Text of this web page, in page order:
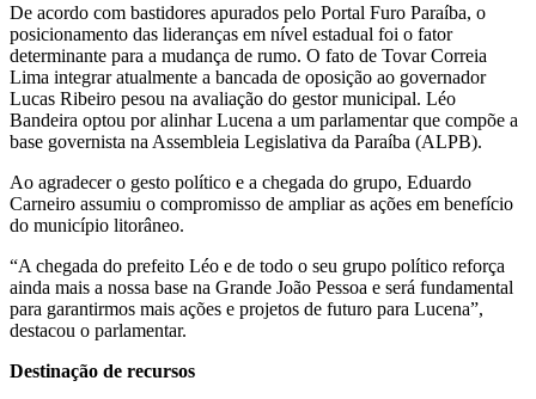
De acordo com bastidores apurados pelo Portal Furo Paraíba, o
posicionamento das lideranças em nível estadual foi o fator
determinante para a mudança de rumo. O fato de Tovar Correia
Lima integrar atualmente a bancada de oposição ao governador
Lucas Ribeiro pesou na avaliação do gestor municipal. Léo
Bandeira optou por alinhar Lucena a um parlamentar que compõe a
base governista na Assembleia Legislativa da Paraíba (ALPB).
Ao agradecer o gesto político e a chegada do grupo, Eduardo
Carneiro assumiu o compromisso de ampliar as ações em benefício
do município litorâneo.
“A chegada do prefeito Léo e de todo o seu grupo político reforça
ainda mais a nossa base na Grande João Pessoa e será fundamental
para garantirmos mais ações e projetos de futuro para Lucena”,
destacou o parlamentar.
Destinação de recursos